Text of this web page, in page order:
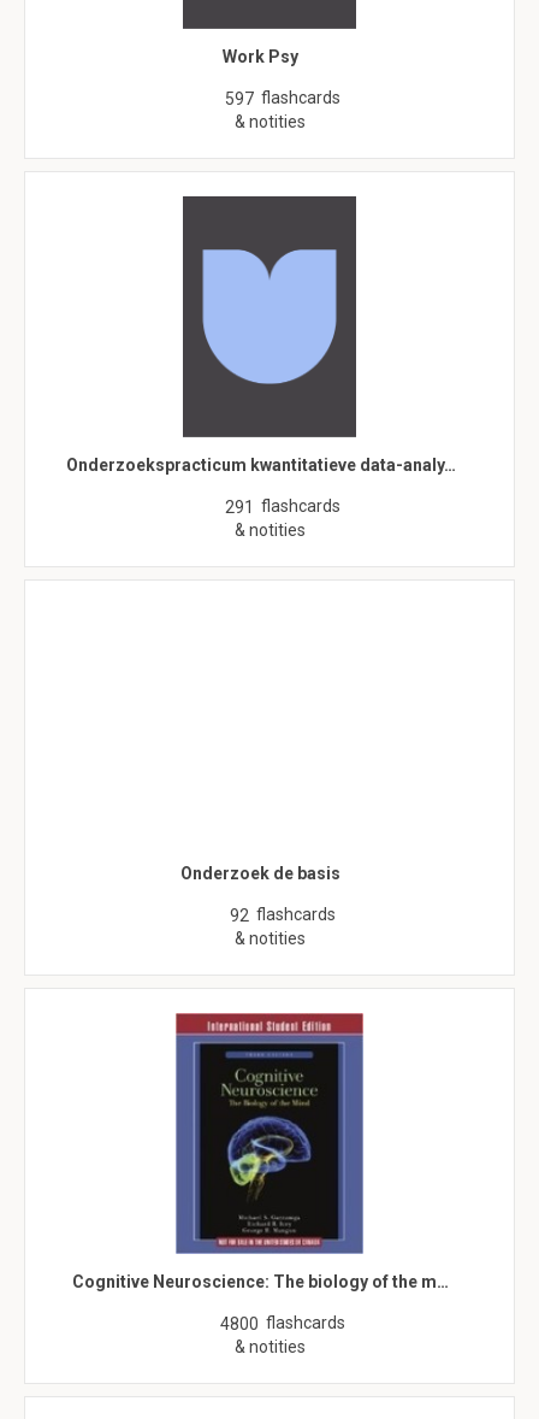
Work Psy
597 flashcards
& notities
Onderzoekspracticum kwantitatieve data-analy…
291 flashcards
& notities
Onderzoek de basis
92 flashcards
& notities
Cognitive Neuroscience: The biology of the m…
4800 flashcards
& notities